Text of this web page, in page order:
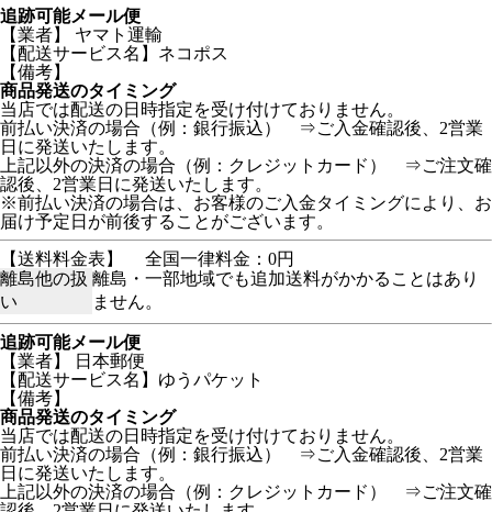
追跡可能メール便
【業者】 ヤマト運輸
【配送サービス名】ネコポス
【備考】
商品発送のタイミング
当店では配送の日時指定を受け付けておりません。
前払い決済の場合（例：銀行振込） ⇒ご入金確認後、2営業
日に発送いたします。
上記以外の決済の場合（例：クレジットカード） ⇒ご注文確
認後、2営業日に発送いたします。
※前払い決済の場合は、お客様のご入金タイミングにより、お
届け予定日が前後することがございます。
【送料料金表】
全国一律料金：0円
離島他の扱
い
離島・一部地域でも追加送料がかかることはあり
ません。
追跡可能メール便
【業者】 日本郵便
【配送サービス名】ゆうパケット
【備考】
商品発送のタイミング
当店では配送の日時指定を受け付けておりません。
前払い決済の場合（例：銀行振込） ⇒ご入金確認後、2営業
日に発送いたします。
上記以外の決済の場合（例：クレジットカード） ⇒ご注文確